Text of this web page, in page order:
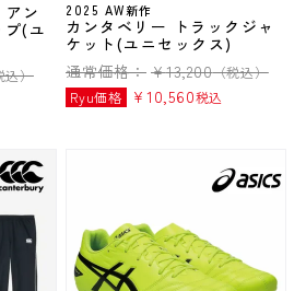
ン
プ(ユ
込）
2025 AW新作
カンタベリー トラックジャ
ケット(ユニセックス)
通常価格： ¥13,200（税込）
Ryu価格
¥ 10,560税込